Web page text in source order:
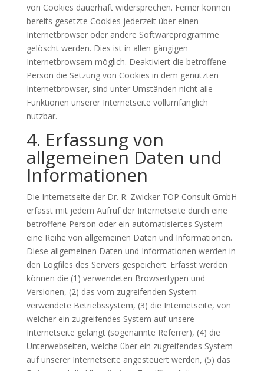
von Cookies dauerhaft widersprechen. Ferner können
bereits gesetzte Cookies jederzeit über einen
Internetbrowser oder andere Softwareprogramme
gelöscht werden. Dies ist in allen gängigen
Internetbrowsern möglich. Deaktiviert die betroffene
Person die Setzung von Cookies in dem genutzten
Internetbrowser, sind unter Umständen nicht alle
Funktionen unserer Internetseite vollumfänglich
nutzbar.
4. Erfassung von
allgemeinen Daten und
Informationen
Die Internetseite der Dr. R. Zwicker TOP Consult GmbH
erfasst mit jedem Aufruf der Internetseite durch eine
betroffene Person oder ein automatisiertes System
eine Reihe von allgemeinen Daten und Informationen.
Diese allgemeinen Daten und Informationen werden in
den Logfiles des Servers gespeichert. Erfasst werden
können die (1) verwendeten Browsertypen und
Versionen, (2) das vom zugreifenden System
verwendete Betriebssystem, (3) die Internetseite, von
welcher ein zugreifendes System auf unsere
Internetseite gelangt (sogenannte Referrer), (4) die
Unterwebseiten, welche über ein zugreifendes System
auf unserer Internetseite angesteuert werden, (5) das